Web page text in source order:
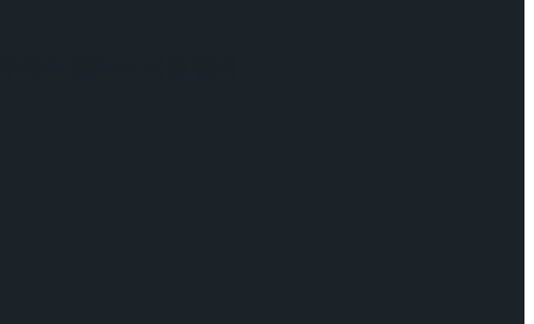
와의 콜라보 제품 판매